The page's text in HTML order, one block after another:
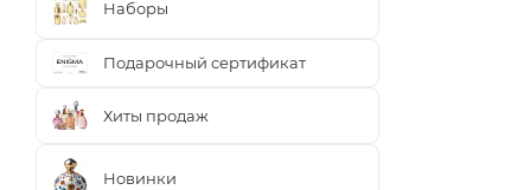
Наборы
Подарочный сертификат
Хиты продаж
Новинки